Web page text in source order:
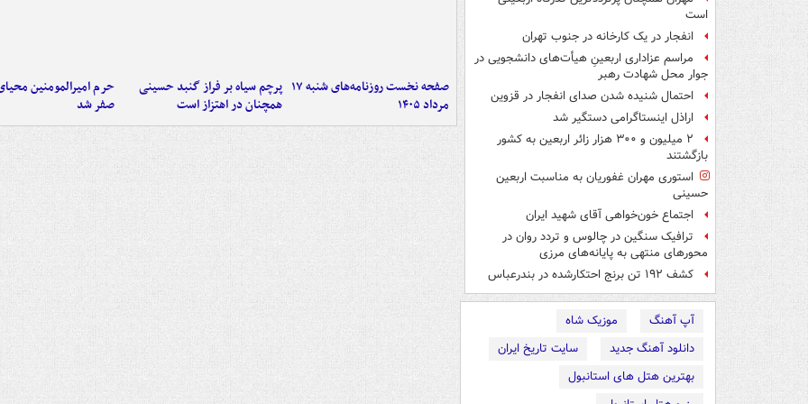
است
انفجار در یک کارخانه در جنوب تهران
مراسم عزاداری اربعینِ هیأت‌های دانشجویی در
جوار محل شهادت رهبر
احتمال شنیده شدن صدای انفجار در قزوین
اراذل اینستاگرامی دستگیر شد
۲ میلیون و ۳۰۰ هزار زائر اربعین به کشور
بازگشتند
استوری مهران غفوریان به مناسبت اربعین
حسینی
اجتماع خون‌خواهی آقای شهید ایران
ترافیک سنگین در چالوس و تردد روان در
محورهای منتهی به پایانه‌های مرزی
کشف ۱۹۲ تن برنج احتکارشده در بندرعباس
آپ آهنگ
موزیک شاه
دانلود آهنگ جدید
سایت تاریخ ایران
بهترین هتل های استانبول
صفحه نخست روزنامه‌های شنبه ۱۷
مرداد ۱۴۰۵
پرچم سیاه بر فراز گنبد حسینی
همچنان در اهتزاز است
حرم امیرالمومنین
صفر شد